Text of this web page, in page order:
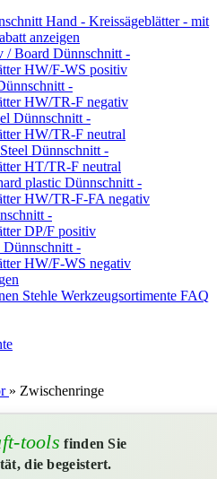
Hand - Kreissägeblätter - mit
anzeigen
/ Board Dünnschnitt -
HW/F-WS positiv
-
HW/TR-F negativ
Dünnschnitt -
HW/TR-F neutral
Dünnschnitt -
HT/TR-F neutral
plastic Dünnschnitt -
HW/TR-F-FA negativ
-
DP/F positiv
-
HW/F-WS negativ
Stehle Werkzeugsortimente FAQ
» Zwischenringe
tools finden Sie
die begeistert.